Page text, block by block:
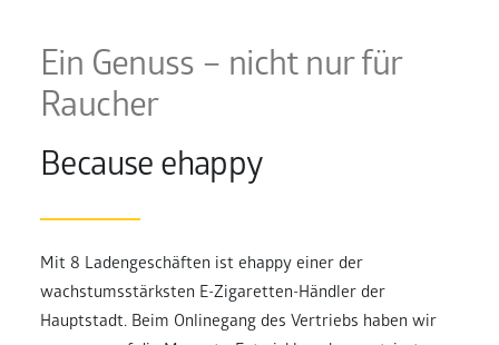
Ein Genuss – nicht nur für
Raucher
Because ehappy
Mit 8 Ladengeschäften ist ehappy einer der
wachstumsstärksten E-Zigaretten-Händler der
Hauptstadt. Beim Onlinegang des Vertriebs haben wir